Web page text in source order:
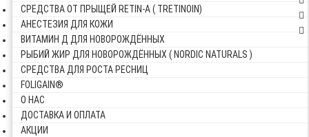
СРЕДСТВА ОТ ПРЫЩЕЙ RETIN-A ( TRETINOIN)
АНЕСТЕЗИЯ ДЛЯ КОЖИ
ВИТАМИН Д ДЛЯ НОВОРОЖДЁННЫХ
РЫБИЙ ЖИР ДЛЯ НОВОРОЖДЁННЫХ ( NORDIC NATURALS )
СРЕДСТВА ДЛЯ РОСТА РЕСНИЦ
FOLIGAIN®
О НАС
ДОСТАВКА И ОПЛАТА
АКЦИИ